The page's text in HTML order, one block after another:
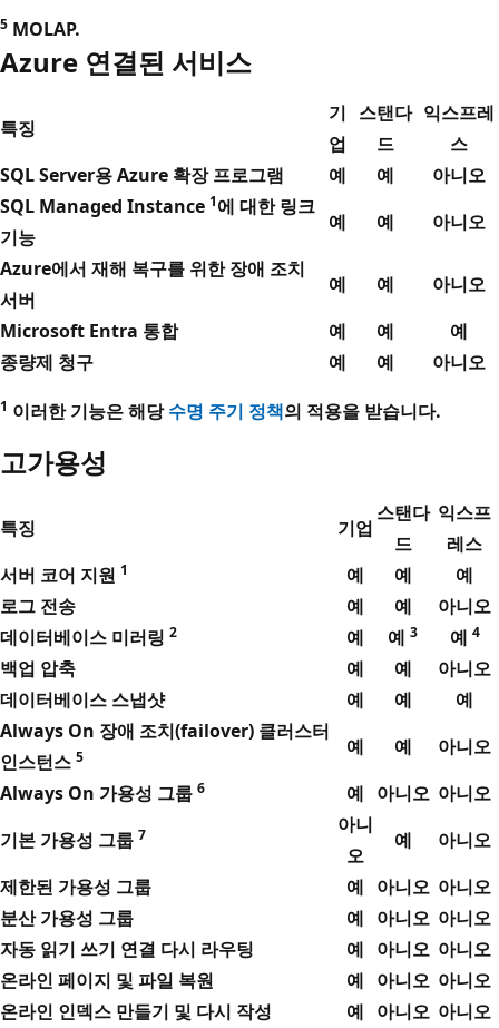
5 MOLAP.
Azure 연결된 서비스
특징
기
업
스탠다
드
익스프레
스
SQL Server용 Azure 확장 프로그램
예 예
아니오
SQL Managed Instance 1에 대한 링크
기능
예 예
아니오
Azure에서 재해 복구를 위한 장애 조치
서버
예 예
아니오
Microsoft Entra 통합
예 예
예
종량제 청구
예 예 아니오
1 이러한 기능은 해당수명 주기 정책의 적용을 받습니다.
고가용성
특징 기업
스탠다
드
익스프
레스
서버 코어 지원 1 예 예
예
로그 전송
예 예
아니오
데이터베이스 미러링 2 예 예 3 예 4
백업 압축 예 예
아니오
데이터베이스 스냅샷
예 예
예
Always On 장애 조치(failover) 클러스터
인스턴스 5 예 예
아니오
Always On 가용성 그룹 6 예 아니오 아니오
기본 가용성 그룹 7
아니
오
예
아니오
제한된 가용성 그룹
예 아니오 아니오
분산 가용성 그룹
예 아니오 아니오
자동 읽기 쓰기 연결 다시 라우팅
예 아니오 아니오
온라인 페이지 및 파일 복원
예 아니오 아니오
온라인 인덱스 만들기 및 다시 작성
예 아니오 아니오